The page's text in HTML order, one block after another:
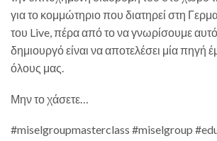
για το κομμώτηριο που διατηρεί στη
του Live, πέρα από το να γνωρίσουμε
δημιουργό είναι να αποτελέσει μία πηγή
όλους μας.
Μην το χάσετε…
#miselgroupmasterclass #miselgroup